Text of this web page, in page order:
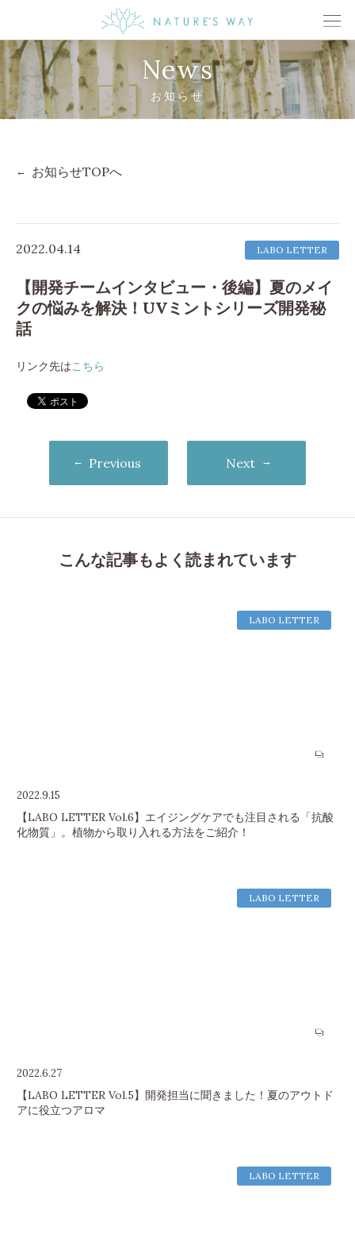
News
お知らせ
お知らせTOPへ
2022.04.14 LABO LETTER
【開発チームインタビュー・後編】夏のメイ
クの悩みを解決！UVミントシリーズ開発秘
話
リンク先はこちら
Previous Next
こんな記事もよく読まれています
LABO LETTER
2022.9.15
【LABO LETTER Vol.6】エイジングケアでも注目される「抗酸
化物質」。植物から取り入れる方法をご紹介！
LABO LETTER
2022.6.27
【LABO LETTER Vol.5】開発担当に聞きました！夏のアウトド
アに役立つアロマ
LABO LETTER